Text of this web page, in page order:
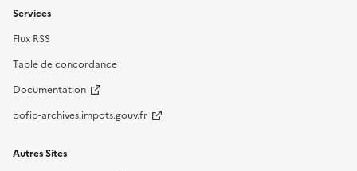
Services
Flux RSS
Table de concordance
Documentation
bofip-archives.impots.gouv.fr
Autres Sites